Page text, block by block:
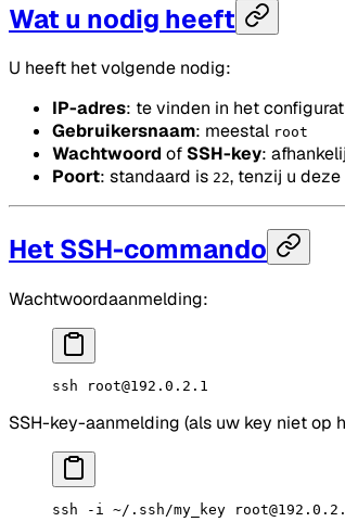
Wat u nodig heeft
U heeft het volgende nodig:
IP-adres: te vinden in het
Gebruikersnaam: meestal root
Wachtwoordof SSH-key:
Poort: standaard is 22, tenzij u
Het SSH-commando
Wachtwoordaanmelding:
ssh root@192.0.2.1
SSH-key-aanmelding (als uw key niet op
ssh -i ~/.ssh/my_key